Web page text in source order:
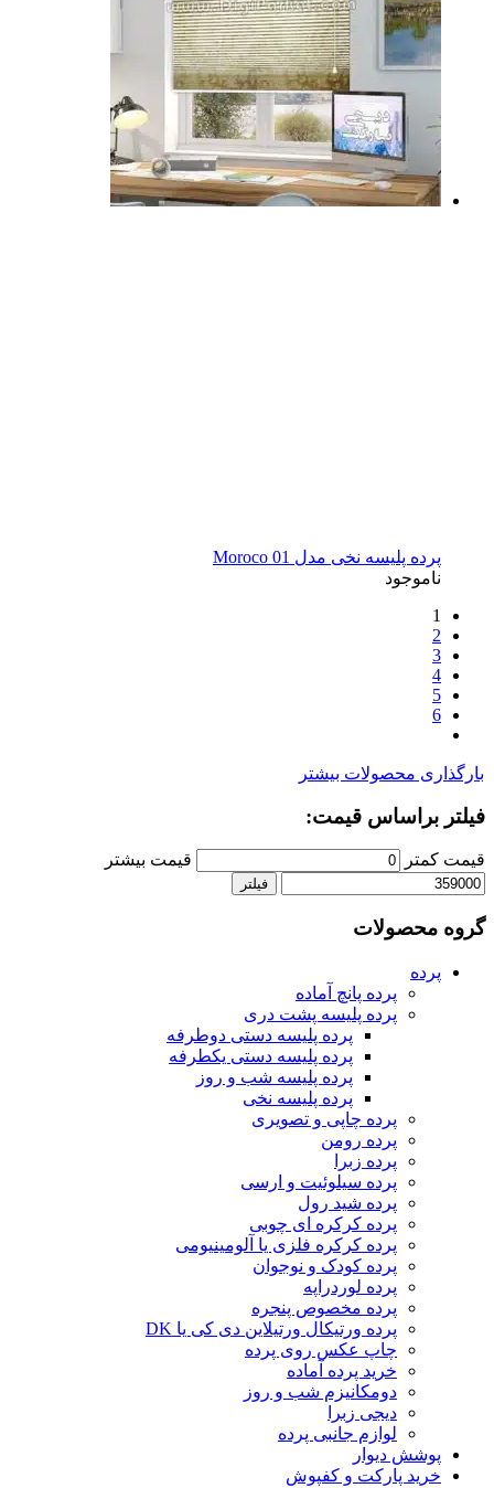
پرده پلیسه نخی مدل Moroco 01
ناموجود
1
2
3
4
5
6
بارگذاری محصولات بیشتر
فیلتر براساس قیمت:
قیمت کمتر قیمت بیشتر
فیلتر
گروه محصولات
پرده
پرده پانچ آماده
پرده پلیسه پشت دری
پرده پلیسه دستی دوطرفه
پرده پلیسه دستی یکطرفه
پرده پلیسه شب و روز
پرده پلیسه نخی
پرده چاپی و تصویری
پرده رومن
پرده زبرا
پرده سیلوئیت و ارسی
پرده شید رول
پرده کرکره ای چوبی
پرده کرکره فلزی یا آلومینیومی
پرده کودک و نوجوان
پرده لوردراپه
پرده مخصوص پنجره
پرده ورتیکال ورتیلاین دی کی یا DK
چاپ عکس روی پرده
خرید پرده آماده
دومکانیزم شب و روز
دیجی زبرا
لوازم جانبی پرده
پوشش دیوار
خرید پارکت و کفپوش